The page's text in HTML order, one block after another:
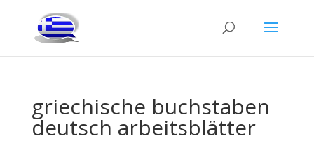
griechische buchstaben
deutsch arbeitsblätter